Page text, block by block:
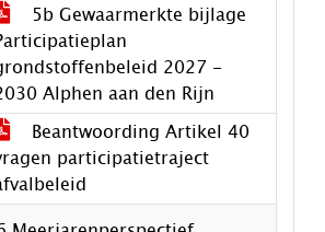
5b Gewaarmerkte bijlage
2027 -
Alphen aan den Rijn
Beantwoording Artikel 40
participatietraject